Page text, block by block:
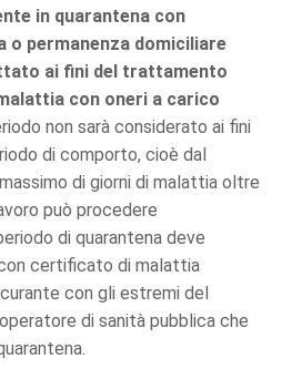
in quarantena con
o permanenza domiciliare
ai fini del trattamento
con oneri a carico
non sarà considerato ai fini
di comporto, cioè dal
di giorni di malattia oltre
può procedere
di quarantena deve
certificato di malattia
con gli estremi del
di sanità pubblica che